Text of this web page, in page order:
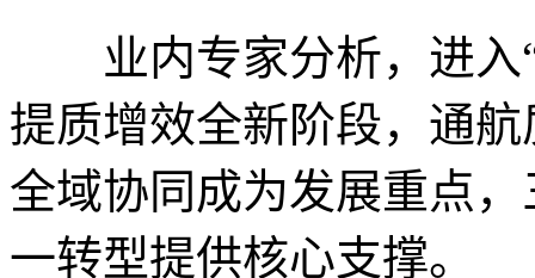
业内专家分析，进入“
提质增效全新阶段，通
全域协同成为发展重点
一转型提供核心支撑。